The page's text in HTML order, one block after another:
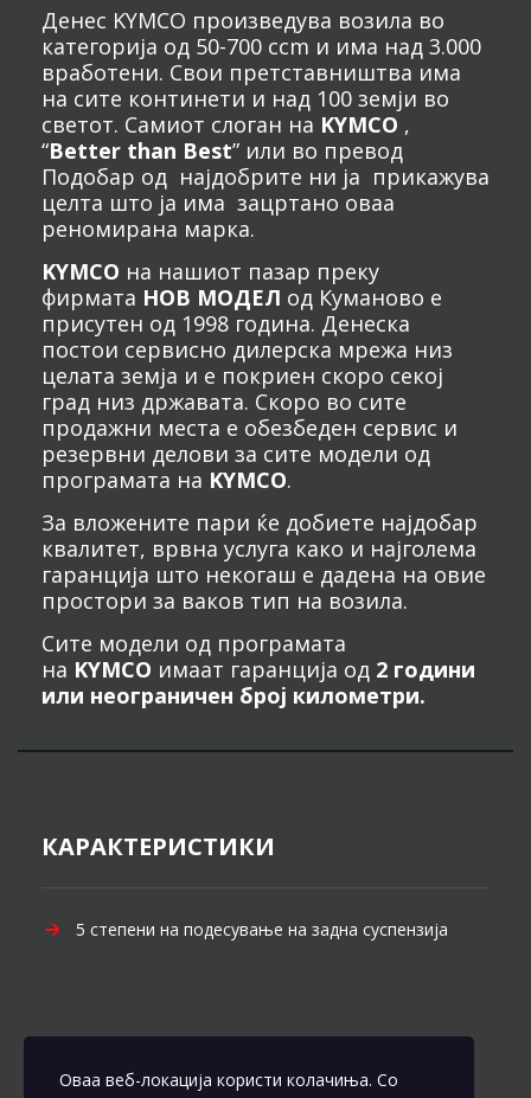
Денес KYMCO произведува возила во
категорија од 50-700 ccm и има над 3.000
вработени. Свои претставништва има
на сите континети и над 100 земји во
светот. Самиот слоган на KYMCO ,
“Better than Best” или во превод
Подобар од најдобрите ни ја прикажува
целта што ја има зацртано оваа
реномирана марка.
KYMCO на нашиот пазар преку
фирмата НОВ МОДЕЛ од Куманово е
присутен од 1998 година. Денеска
постои сервисно дилерска мрежа низ
целата земја и е покриен скоро секој
град низ државата. Скоро во сите
продажни места е обезбеден сервис и
резервни делови за сите модели од
програмата на KYMCO.
За вложените пари ќе добиете најдобар
квалитет, врвна услуга како и најголема
гаранција што некогаш е дадена на овие
простори за ваков тип на возила.
Сите модели од програмата
на KYMCO имаат гаранција од 2 години
или неограничен број километри.
КАРАКТЕРИСТИКИ
5 степени на подесување на задна суспензија
Оваа веб-локација користи колачиња. Со